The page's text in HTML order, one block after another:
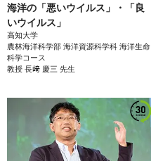
海洋の「悪いウイルス」・「良
いウイルス」
高知大学
農林海洋科学部 海洋資源科学科 海洋生命
科学コース
教授 長﨑 慶三 先生